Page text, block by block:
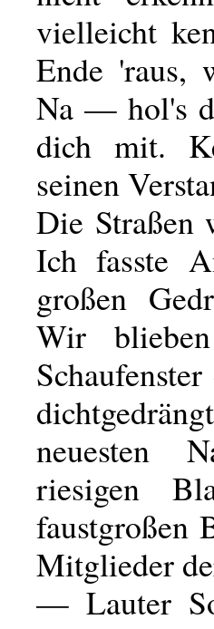
vielleicht
Ende 'raus,
Na — hol's
dich mit.
seinen
Die Straßen
Ich fasste
großen
Wir
neuesten
riesigen
faustgroßen
Mitglieder
— Lauter